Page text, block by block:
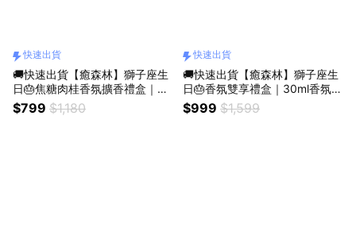
快速出貨
🚚快速出貨【癒森林】獅子座生
日🎂焦糖肉桂香氛擴香禮盒｜水
晶杯+擴香花+15ml香氛油（收
禮人自選香氣／生日禮物／質感
$799 $1,180
快速出貨
🚚快速出貨【癒森林】獅子座生
日🎂香氛雙享禮盒｜30ml香氛油
+擴香花（收禮人自選香氣／生
日禮物／質感送禮／療癒系禮物
$999 $1,599